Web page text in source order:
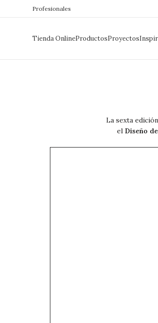
Profesionales
Tienda OnlineProductosProyectos
La sexta
el Diseño